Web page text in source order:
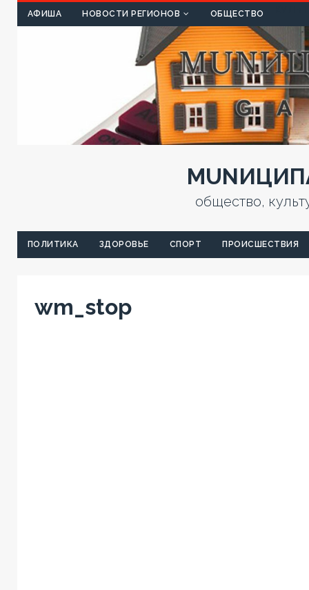
АФИША НОВОСТИ РЕГИОНОВ ОБЩЕСТВО
общество,
ПОЛИТИКА ЗДОРОВЬЕ СПОРТ ПРОИСШЕСТВИЯ
wm_stop